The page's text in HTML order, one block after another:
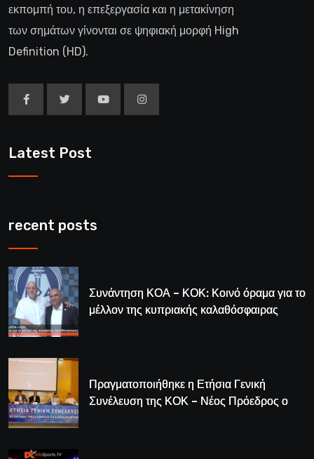
εκπομπή του, η επεξεργασία και η μετακίνηση
των σημάτων γίνονται σε ψηφιακή μορφή High
Definition (HD).
Latest Post
recent posts
Συνάντηση ΚΟΑ – ΚΟΚ: Κοινό όραμα για το
μέλλον της κυπριακής καλαθόσφαιρας
Πραγματοποιήθηκε η Ετήσια Γενική
Συνέλευση της ΚΟΚ – Νέος Πρόεδρος ο